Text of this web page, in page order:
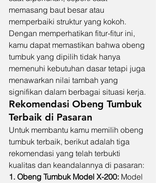
memasang baut besar atau
memperbaiki struktur yang kokoh.
Dengan memperhatikan fitur-fitur ini,
kamu dapat memastikan bahwa obeng
tumbuk yang dipilih tidak hanya
memenuhi kebutuhan dasar tetapi juga
menawarkan nilai tambah yang
signifikan dalam berbagai situasi kerja.
Rekomendasi Obeng Tumbuk
Terbaik di Pasaran
Untuk membantu kamu memilih obeng
tumbuk terbaik, berikut adalah tiga
rekomendasi yang telah terbukti
kualitas dan keandalannya di pasaran:
1. Obeng Tumbuk Model X-200: Model